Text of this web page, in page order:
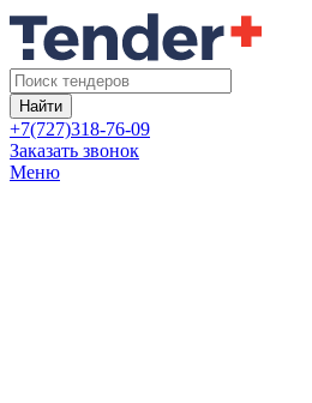
Найти
+7(727)318-76-09
Заказать звонок
Меню